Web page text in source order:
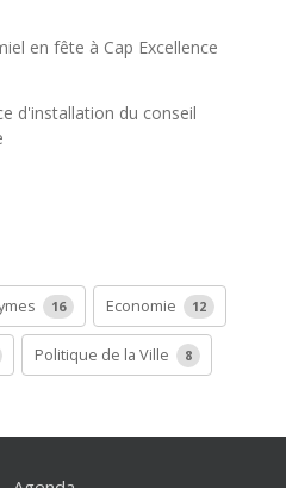
en fête à Cap Excellence
d'installation du conseil
16 Economie 12
Politique de la Ville 8